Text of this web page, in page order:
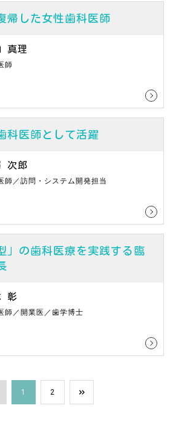
帰した女性歯科医師
真理
師
科医師として活躍
次郎
師／訪問・システム開発担当
」の歯科医療を実践する臨
彰
師／開業医／歯学博士
1 2